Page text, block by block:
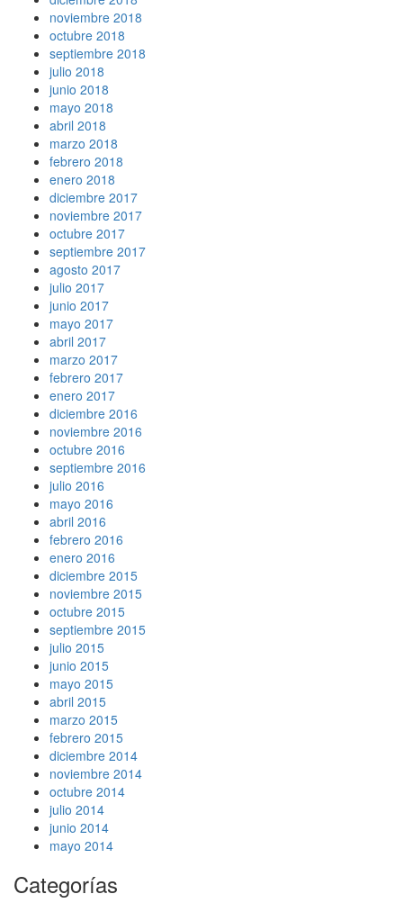
noviembre 2018
octubre 2018
septiembre 2018
julio 2018
junio 2018
mayo 2018
abril 2018
marzo 2018
febrero 2018
enero 2018
diciembre 2017
noviembre 2017
octubre 2017
septiembre 2017
agosto 2017
julio 2017
junio 2017
mayo 2017
abril 2017
marzo 2017
febrero 2017
enero 2017
diciembre 2016
noviembre 2016
octubre 2016
septiembre 2016
julio 2016
mayo 2016
abril 2016
febrero 2016
enero 2016
diciembre 2015
noviembre 2015
octubre 2015
septiembre 2015
julio 2015
junio 2015
mayo 2015
abril 2015
marzo 2015
febrero 2015
diciembre 2014
noviembre 2014
octubre 2014
julio 2014
junio 2014
mayo 2014
Categorías